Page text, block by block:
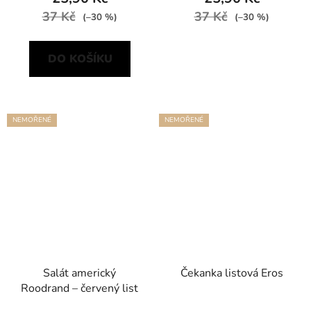
37 Kč (–30 %)
DO KOŠÍKU
37 Kč (–30 %)
NEMOŘENÉ
Salát americký
Roodrand – červený list
NEMOŘENÉ
Čekanka listová Eros